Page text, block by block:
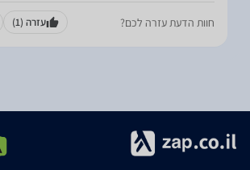
חוות הדעת עזרה לכם? עזרה (1)